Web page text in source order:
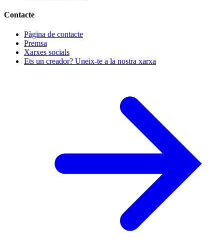
Contacte
Pàgina de contacte
Premsa
Xarxes socials
Ets un creador? Uneix-te a la nostra xarxa